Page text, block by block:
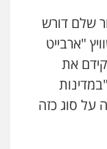
שלם דורש
"ארבייט
את
על סוג כזה